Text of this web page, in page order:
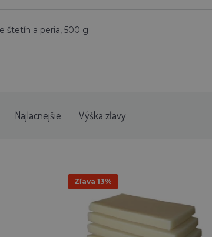
štetín a peria, 500 g
Najlacnejšie Výška zľavy
Zľava 13%